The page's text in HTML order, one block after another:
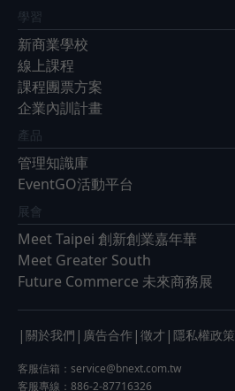
學習
新商業學校
線上課程
課程團票方案
企業內訓計畫
產品
管理知識庫
EventGO活動平台
展會
Meet Taipei 創新創業嘉年華
Meet Greater South
Future Commerce 未來商務展
| 關於我們 | 廣告合作 | 徵才 | 隱私權政策
客服信箱： service@bnext.com.tw
客服專線：886-2-87716326